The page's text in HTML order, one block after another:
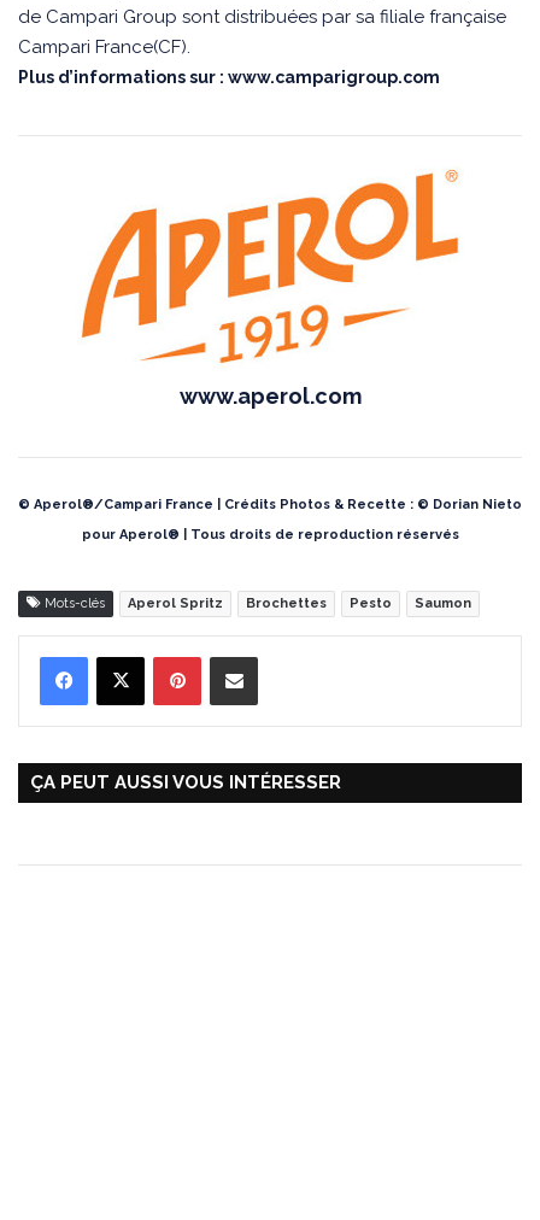
de Campari Group sont distribuées par sa filiale française
Campari France(CF).
Plus d’informations sur : www.camparigroup.com
www.aperol.com
© Aperol®/Campari France | Crédits Photos & Recette : © Dorian Nieto
pour Aperol® | Tous droits de reproduction réservés
Mots-clés Aperol Spritz Brochettes Pesto Saumon
ÇA PEUT AUSSI VOUS INTÉRESSER